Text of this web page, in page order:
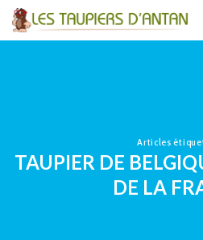
Articles
TAUPIER DE
DE LA